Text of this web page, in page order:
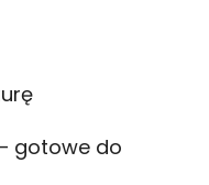
gotowe do